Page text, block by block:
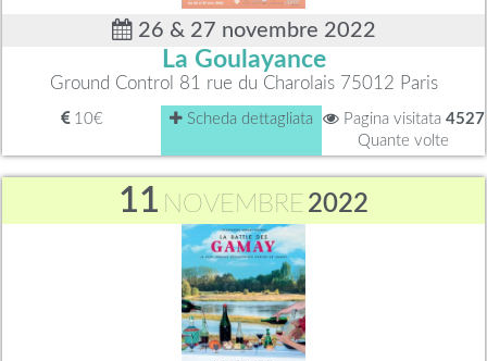
26 & 27 novembre 2022
La Goulayance
Ground Control 81 rue du Charolais 75012 Paris
10€ Scheda dettagliata Pagina visitata 4527
Quante volte
11 NOVEMBRE 2022